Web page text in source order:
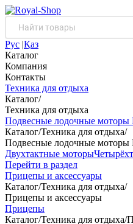
Рус |Қаз
Каталог
Компания
Контакты
Техника для отдыха
Каталог/
Техника для отдыха
Подвесные лодочные моторы
Каталог/Техника для отдыха/
Подвесные лодочные моторы
Двухтактные моторы
Перейти в раздел
Прицепы и аксессуары
Каталог/Техника для отдыха/
Прицепы и аксессуары
Прицепы
Каталог/Техника для отдыха/